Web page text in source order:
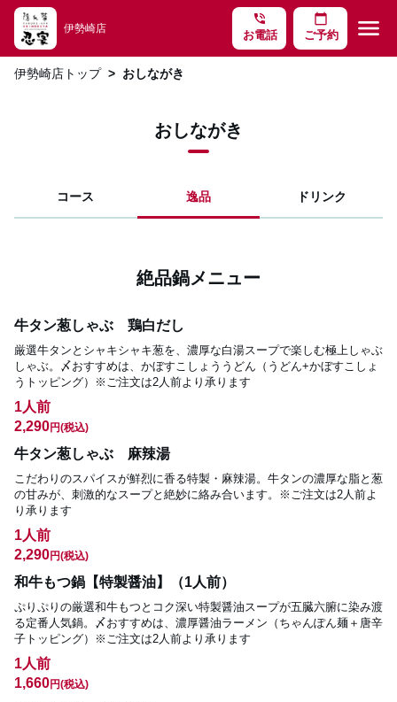
phone_in_talk
お電話
calendar_today
ご予約 menu
伊勢崎店
伊勢崎店トップ おしながき
おしながき
コース 逸品 ドリンク
絶品鍋メニュー
牛タン葱しゃぶ 鶏白だし
厳選牛タンとシャキシャキ葱を、濃厚な白湯スープで楽しむ極上しゃぶ
しゃぶ。〆おすすめは、かぼすこしょううどん（うどん+かぼすこしょ
うトッピング）※ご注文は2人前より承ります
1人前
2,290円(税込)
牛タン葱しゃぶ 麻辣湯
こだわりのスパイスが鮮烈に香る特製・麻辣湯。牛タンの濃厚な脂と葱
の甘みが、刺激的なスープと絶妙に絡み合います。※ご注文は2人前よ
り承ります
1人前
2,290円(税込)
和牛もつ鍋【特製醤油】（1人前）
ぷりぷりの厳選和牛もつとコク深い特製醤油スープが五臓六腑に染み渡
る定番人気鍋。〆おすすめは、濃厚醤油ラーメン（ちゃんぽん麺＋唐辛
子トッピング）※ご注文は2人前より承ります
1人前
1,660円(税込)